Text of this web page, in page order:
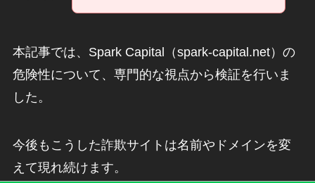
本記事では、Spark Capital（spark-capital.net）の
危険性について、専門的な視点から検証を行いま
した。
今後もこうした詐欺サイトは名前やドメインを変
えて現れ続けます。